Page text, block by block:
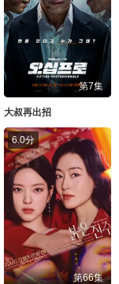
第7集
大叔再出招
6.0分
第66集